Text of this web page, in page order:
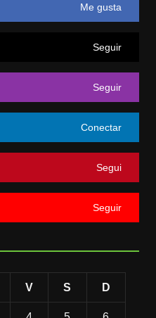
Me gusta
Seguir
Seguir
Conectar
Segui
Seguir
V S D